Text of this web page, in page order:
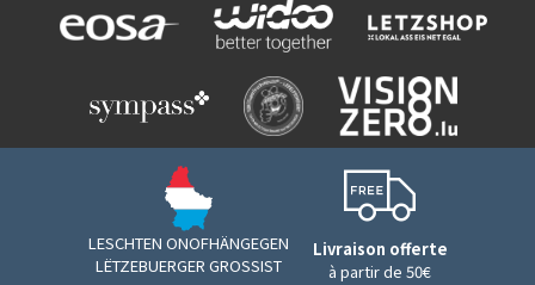
LESCHTEN ONOFHÄNGEGEN
LËTZEBUERGER GROSSIST
Livraison offerte
à partir de 50€